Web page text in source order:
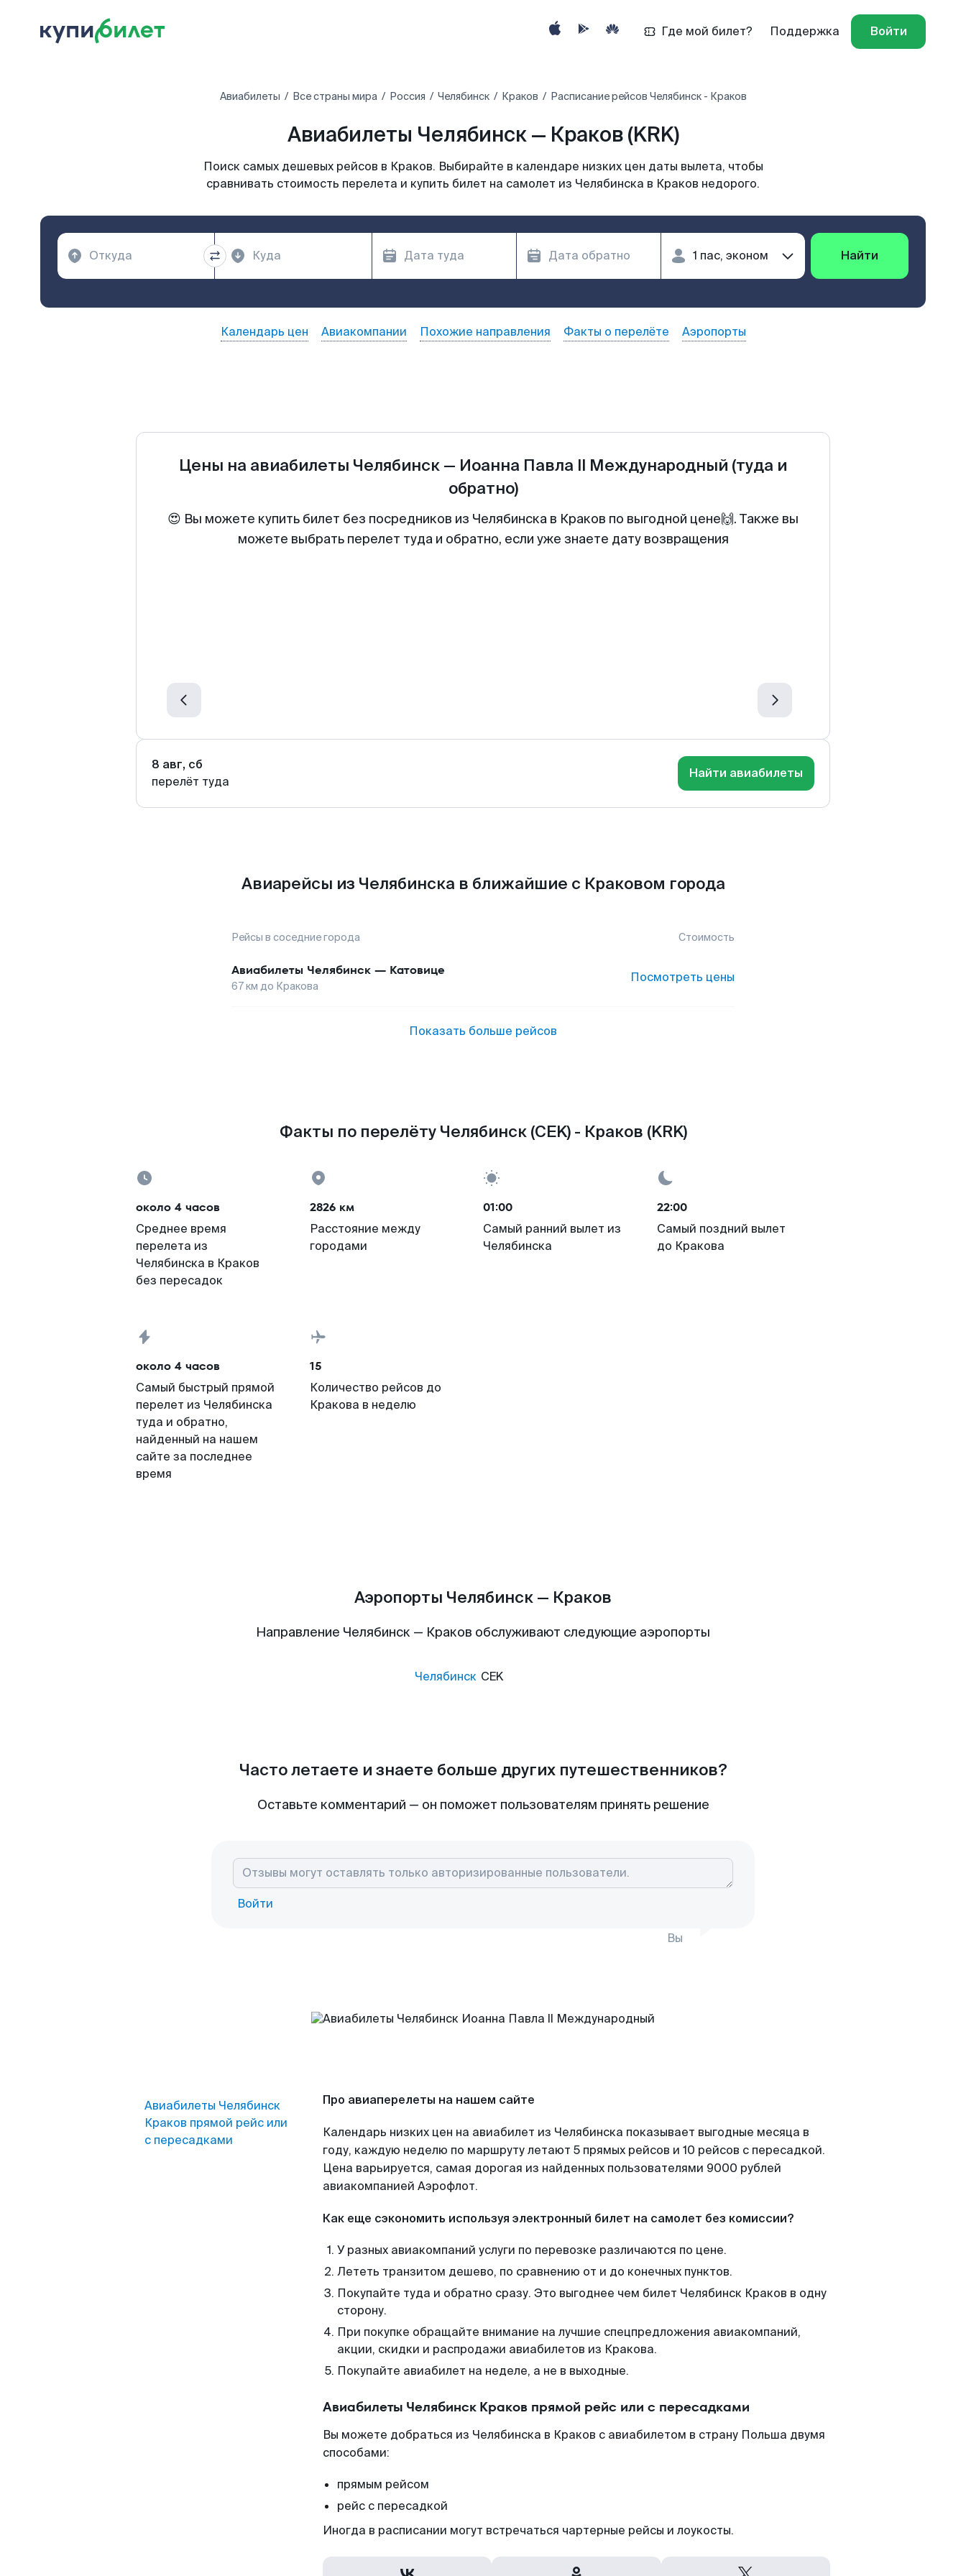
Где мой билет? Поддержка Войти
Авиабилеты Все страны мира Россия Челябинск Краков Расписание рейсов Челябинск - Краков
Авиабилеты Челябинск — Краков (KRK)
Поиск самых дешевых рейсов в Краков. Выбирайте в календаре низких цен даты вылета, чтобы
сравнивать стоимость перелета и купить билет на самолет из Челябинска в Краков недорого.
Найти
Календарь цен Авиакомпании Похожие направления Факты о перелёте Аэропорты
Цены на авиабилеты Челябинск — Иоанна Павла II Международный (туда и
обратно)
😍 Вы можете купить билет без посредников из Челябинска в Краков по выгодной цене🙌. Также вы
можете выбрать перелет туда и обратно, если уже знаете дату возвращения
8 авг, сб
перелёт туда
Найти авиабилеты
Авиарейсы из Челябинска в ближайшие с Краковом города
Рейсы в соседние города Стоимость
Авиабилеты Челябинск — Катовице
67км до Кракова
Посмотреть цены
Показать больше рейсов
Факты по перелёту Челябинск (CEK) - Краков (KRK)
около 4 часов
Среднее время
перелета из
Челябинска в Краков
без пересадок
2826 км
Расстояние между
городами
01:00
Самый ранний вылет из
Челябинска
22:00
Самый поздний вылет
до Кракова
около 4 часов
Самый быстрый прямой
перелет из Челябинска
туда и обратно,
найденный на нашем
сайте за последнее
время
15
Количество рейсов до
Кракова в неделю
Аэропорты Челябинск — Краков
Направление Челябинск — Краков обслуживают следующие аэропорты
Челябинск CEK
Часто летаете и знаете больше других путешественников?
Оставьте комментарий — он поможет пользователям принять решение
Войти
Вы
Авиабилеты Челябинск
Краков прямой рейс или
с пересадками
Про авиаперелеты на нашем сайте
Календарь низких цен на авиабилет из Челябинска показывает выгодные месяца в
году, каждую неделю по маршруту летают 5 прямых рейсов и 10 рейсов с пересадкой.
Цена варьируется, самая дорогая из найденных пользователями 9000 рублей
авиакомпанией Аэрофлот.
Как еще сэкономить используя электронный билет на самолет без комиссии?
У разных авиакомпаний услуги по перевозке различаются по цене.
Лететь транзитом дешево, по сравнению от и до конечных пунктов.
Покупайте туда и обратно сразу. Это выгоднее чем билет Челябинск Краков в одну
сторону.
При покупке обращайте внимание на лучшие спецпредложения авиакомпаний,
акции, скидки и распродажи авиабилетов из Кракова.
Покупайте авиабилет на неделе, а не в выходные.
Авиабилеты Челябинск Краков прямой рейс или с пересадками
Вы можете добраться из Челябинска в Краков с авиабилетом в страну Польша двумя
способами:
прямым рейсом
рейс с пересадкой
Иногда в расписании могут встречаться чартерные рейсы и лоукосты.